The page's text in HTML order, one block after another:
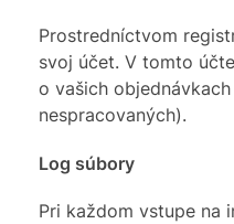
Prostredníctvom
svoj účet. V tomto
o vašich
nespracovaných).
Log súbory
Pri každom vstupe na